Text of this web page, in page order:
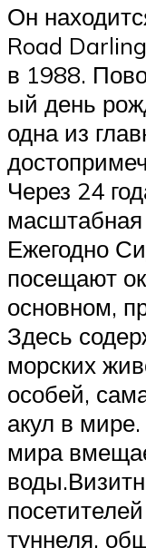
Он
Road
в 1988.
ый день
одна из
Через 24
масштабная
Ежегодно
посещают
основном,
Здесь
морских
особей,
акул в
мира
туннеля,